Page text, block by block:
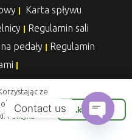
Karta spływu
Regulamin sali
pedały
Regulamin
kempingowej
ze
zgodnie
Polityka
Akceptuje
Contact us